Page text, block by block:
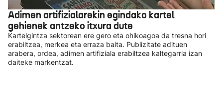
Adimen artifizialarekin egindako kartel
gehienek antzeko itxura dute
Kartelgintza sektorean ere gero eta ohikoagoa da tresna hori
erabiltzea, merkea eta erraza baita. Publizitate adituen
arabera, ordea, adimen artifiziala erabiltzea kaltegarria izan
daiteke markentzat.